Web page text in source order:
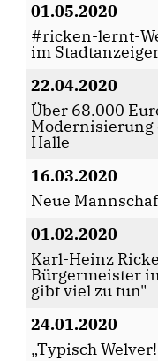
01.05.2020
#ricken-lernt-
im
22.04.2020
Über 68.000
Modernisierung
Halle
16.03.2020
Neue
01.02.2020
Karl-Heinz
Bürgermeister
gibt viel zu tun"
24.01.2020
Typisch